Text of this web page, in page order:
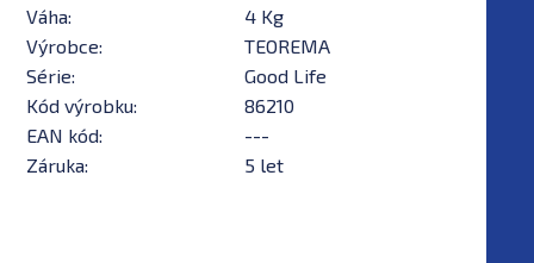
Váha:
4 Kg
Výrobce:
TEOREMA
Série:
Good Life
Kód výrobku:
86210
EAN kód:
---
Záruka:
5 let